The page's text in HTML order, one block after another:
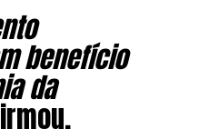
benefício
da